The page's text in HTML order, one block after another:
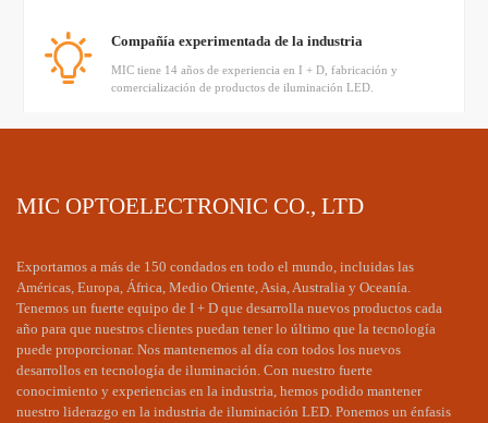
Compañía experimentada de la industria
MIC tiene 14 años de experiencia en I + D, fabricación y
comercialización de productos de iluminación LED.
El ingeniero senior de MIC proporcionó admite la simulación y
El precio es apropiado y es oportuno
Los productos LED MIC tienen un precio razonable y pueden
responder rápidamente a las necesidades del cliente.
MIC OPTOELECTRONIC CO., LTD
Exportamos a más de 150 condados en todo el mundo, incluidas las
Américas, Europa, África, Medio Oriente, Asia, Australia y Oceanía.
Tenemos un fuerte equipo de I + D que desarrolla nuevos productos cada
año para que nuestros clientes puedan tener lo último que la tecnología
puede proporcionar. Nos mantenemos al día con todos los nuevos
desarrollos en tecnología de iluminación. Con nuestro fuerte
conocimiento y experiencias en la industria, hemos podido mantener
nuestro liderazgo en la industria de iluminación LED. Ponemos un énfasis